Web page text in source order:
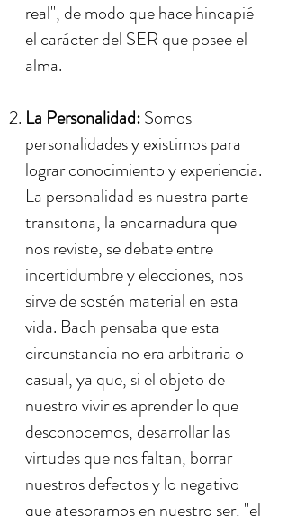
real", de modo que hace hincapié
el carácter del SER que posee el
alma.
La Personalidad:Somos
personalidades y existimos para
lograr conocimiento y experiencia.
La personalidad es nuestra parte
transitoria, la encarnadura que
nos reviste, se debate entre
incertidumbre y elecciones, nos
sirve de sostén material en esta
vida. Bach pensaba que esta
circunstancia no era arbitraria o
casual, ya que, si el objeto de
nuestro vivir es aprender lo que
desconocemos, desarrollar las
virtudes que nos faltan, borrar
nuestros defectos y lo negativo
que atesoramos en nuestro ser, "el